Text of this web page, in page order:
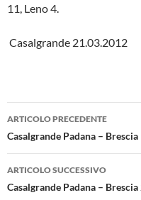
11, Leno 4.
Casalgrande 21.03.2012
Navigazione
articolo
ARTICOLO PRECEDENTE
Casalgrande Padana – Brescia
ARTICOLO SUCCESSIVO
Casalgrande Padana –